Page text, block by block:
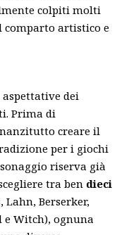
colpiti molti
comparto artistico e
dei
Prima di
creare il
per i giochi
riserva già
tra ben dieci
Lahn, Berserker,
Witch), ognuna